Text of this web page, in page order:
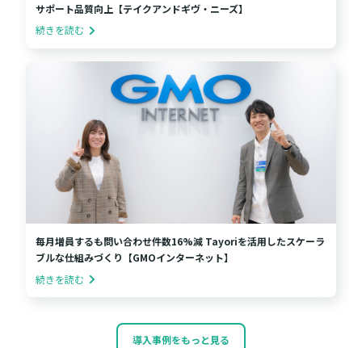
サポート品質向上【テイクアンドギヴ・ニーズ】
続きを読む
毎月増員するも問い合わせ件数16%減 Tayoriを活用したスケーラ
ブルな仕組みづくり【GMOインターネット】
続きを読む
導入事例をもっと見る